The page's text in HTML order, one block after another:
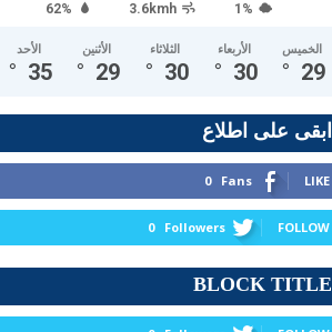
62% 3.6kmh 1%
الأحد
35
°
الأثنين
29
°
الثلاثاء
30
°
الأربعاء
30
°
الخميس
29
°
ابقى على اطلاع
0 Fans LIKE
0 Followers FOLLOW
BLOCK TITLE